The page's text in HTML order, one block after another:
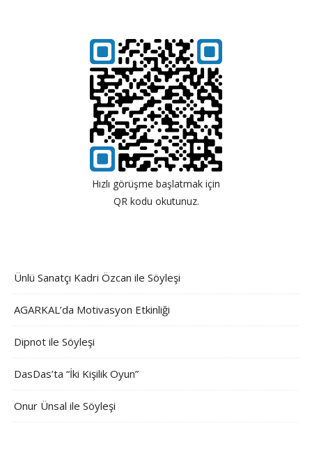
Hızlı görüşme başlatmak için
QR kodu okutunuz.
Ünlü Sanatçı Kadri Özcan ile Söyleşi
AGARKAL’da Motivasyon Etkinliği
Dipnot ile Söyleşi
DasDas’ta “İki Kişilik Oyun”
Onur Ünsal ile Söyleşi